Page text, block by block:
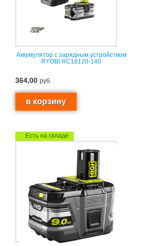
Аккумулятор с зарядным устройством
RYOBI RC18120-140
364,00 руб.
Есть на складе